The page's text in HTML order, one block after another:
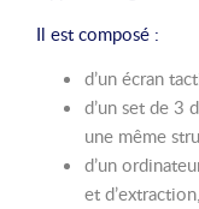
Il est composé :
d’un écran
d’un set de 3
une même
d’un
et d’extraction,